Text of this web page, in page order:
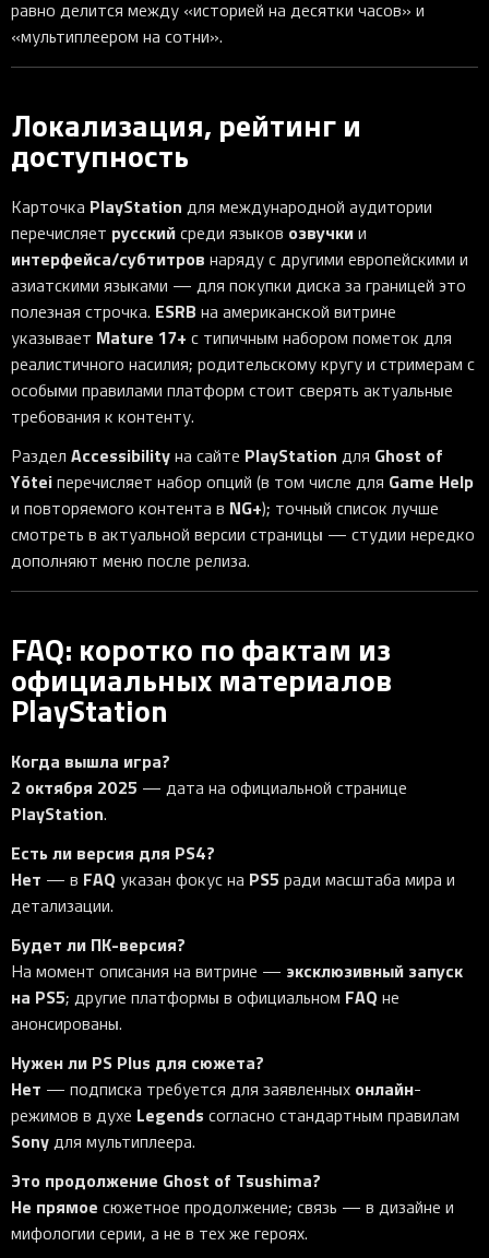
равно делится между «историей на десятки часов» и
«мультиплеером на сотни».
Локализация, рейтинг и
доступность
Карточка PlayStation для международной аудитории
перечисляет русскийсреди языков озвучкии
интерфейса/субтитров наряду с другими европейскими и
азиатскими языками — для покупки диска за границей это
полезная строчка. ESRB на американской витрине
указывает Mature 17+ с типичным набором пометок для
реалистичного насилия; родительскому кругу и стримерам с
особыми правилами платформ стоит сверять актуальные
требования к контенту.
Раздел Accessibilityна сайте PlayStation для Ghost of
Yōteiперечисляет набор опций (в том числе для Game Help
и повторяемого контента в NG+); точный список лучше
смотреть в актуальной версии страницы — студии нередко
дополняют меню после релиза.
FAQ: коротко по фактам из
официальных материалов
PlayStation
Когда вышла игра?
2 октября 2025 — дата на официальной странице
PlayStation.
Есть ли версия для PS4?
Нет — в FAQ указан фокус на PS5 ради масштаба мира и
детализации.
Будет ли ПК-версия?
На момент описания на витрине — эксклюзивный запуск
на PS5; другие платформы в официальном FAQ не
анонсированы.
Нужен ли PS Plus для сюжета?
Нет — подписка требуется для заявленных онлайн-
режимов в духе Legends согласно стандартным правилам
Sonyдля мультиплеера.
Это продолжение Ghost of Tsushima?
Не прямое сюжетное продолжение; связь — в дизайне и
мифологии серии, а не в тех же героях.